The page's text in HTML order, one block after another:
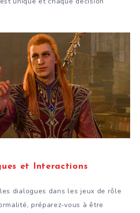
et Interactions
dialogues dans les jeux de rôle
préparez-vous à être